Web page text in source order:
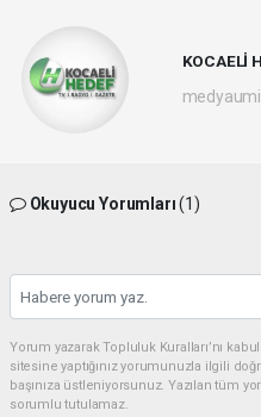
KOCAELİ
Okuyucu Yorumları(1)
Yorum yazarak Topluluk Kuralları’nı
sitesine yaptığınız yorumunuzla ilgili
başınıza üstleniyorsunuz. Yazılan tüm
sorumlu tutulamaz.